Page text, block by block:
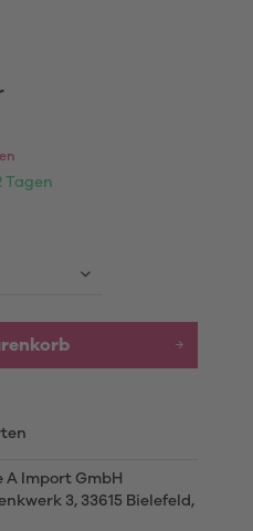
Tagen
A Import GmbH
3, 33615 Bielefeld,